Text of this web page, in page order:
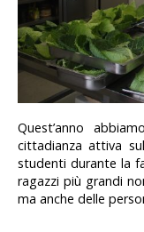
Quest’anno
cittadianza attiva
studenti durante la
ragazzi più grandi
ma anche delle